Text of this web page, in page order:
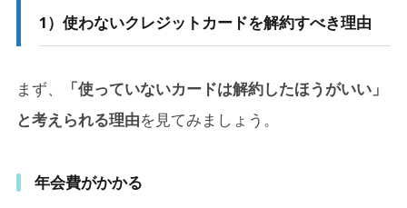
1）使わないクレジットカードを解約すべき理由
まず、
「使っていないカードは解約したほうがいい」
と考えられる理由を見てみましょう。
年会費がかかる